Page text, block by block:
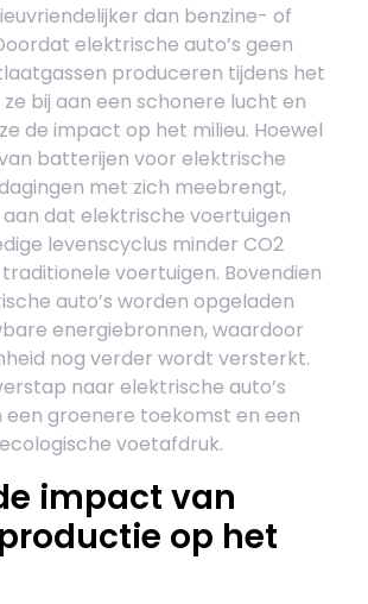
dan benzine- of
elektrische auto’s geen
produceren tijdens het
bij aan een schonere lucht en
de impact op het milieu. Hoewel
batterijen voor elektrische
met zich meebrengt,
dat elektrische voertuigen
levenscyclus minder CO2
voertuigen. Bovendien
auto’s worden opgeladen
energiebronnen, waardoor
nog verder wordt versterkt.
naar elektrische auto’s
een groenere toekomst en een
voetafdruk.
impact van
op het